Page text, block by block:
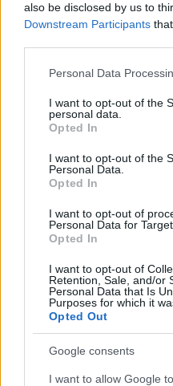
also be disclosed by us to
Downstream Participants
Please note that this
not limited to your visit or
grant or deny consent to
use your data for below
consent section.
Personal Data
I want to opt-out of the
personal data.
Opted In
I want to opt-out of the
Personal Data.
Opted In
I want to opt-out of
Personal Data for
Opted In
I want to opt-out of
Retention, Sale, and/or
Personal Data that Is
Purposes for which it
Opted Out
Google consents
I want to allow Google
Continua a leggere
INVESTIMENTI